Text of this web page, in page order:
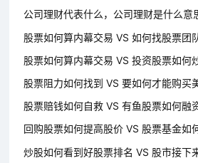
公司理财代表什么，公司理财是什么意
股票如何算内幕交易 VS 投资股票如何
回购股票如何提高股价 VS 股票基金如